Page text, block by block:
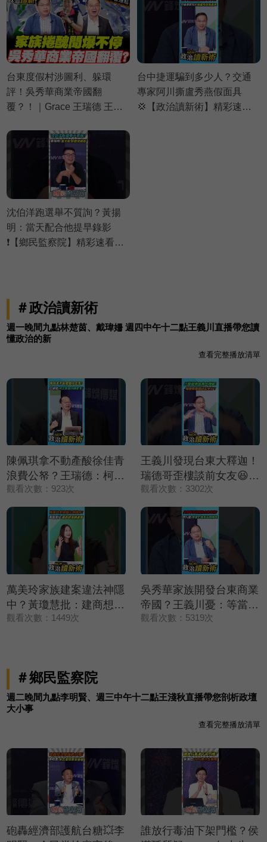
台東度假村涉圖利、躲環
評！吳秀華商業帝國翻
覆？！｜Grace 王瑞德 王義
看爆點⚡20260806
台中捷運騙到多少人？交通
專家阿川撕盧秀燕假面具
💢【政治讀新術】精彩速看
沈伯洋跑選舉不質詢？黃揚
明：當天配合他提早錄影
❗【鄉民監察院】精彩速看
＃政治讀新術
週一晚間九點林楚茵、戴瑋姍 週四中午十二點王義川直播帶您讀
懂政治的新
查看完整播放清單
陳佩琪拿不動產酸徐佳青
浪費公帑？王瑞德：柯文
哲拿的錢更多❗【政治讀
新術】精彩速看
⚡20260806
觀看次數：923次
王義川發現台東大釋迦！
瑞德哥歪樓談前女友😆？
【政治讀新術】精彩速看
⚡20260806
觀看次數：3302次
萬美玲家族建案違法神隱
中？黃瓊慧批：建商想低
調處理💥【政治讀新術】
觀看次數：1449次
吳秀華家族開發台東商業
帝國？王義川憂：等當上
縣長加速推進💥【政治讀
觀看次數：5319次
＃鄉民監察院
週二晚間九點李明賢、週三中午十二點王淺秋直播帶您剖析政壇
大小事
查看完整播放清單
砲轟經濟部護航台糖💥李
誰放行毒油下架門檻？侯